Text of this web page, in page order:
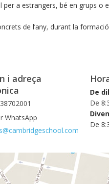
a estrangers, bé en grups o
de l’any, durant la
i adreça
WhatsApp
De
De
De